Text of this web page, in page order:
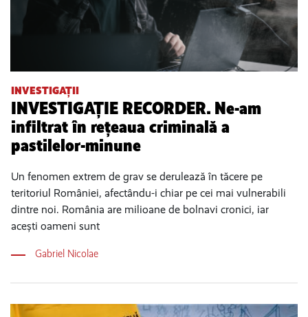
INVESTIGAȚII
INVESTIGAȚIE RECORDER. Ne-am
infiltrat în rețeaua criminală a
pastilelor-minune
Un fenomen extrem de grav se derulează în tăcere pe
teritoriul României, afectându-i chiar pe cei mai vulnerabili
dintre noi. România are milioane de bolnavi cronici, iar
acești oameni sunt
Gabriel Nicolae